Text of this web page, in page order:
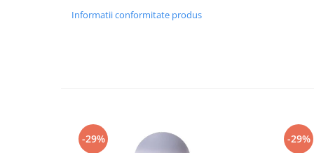
Informatii conformitate produs
-29% -29%